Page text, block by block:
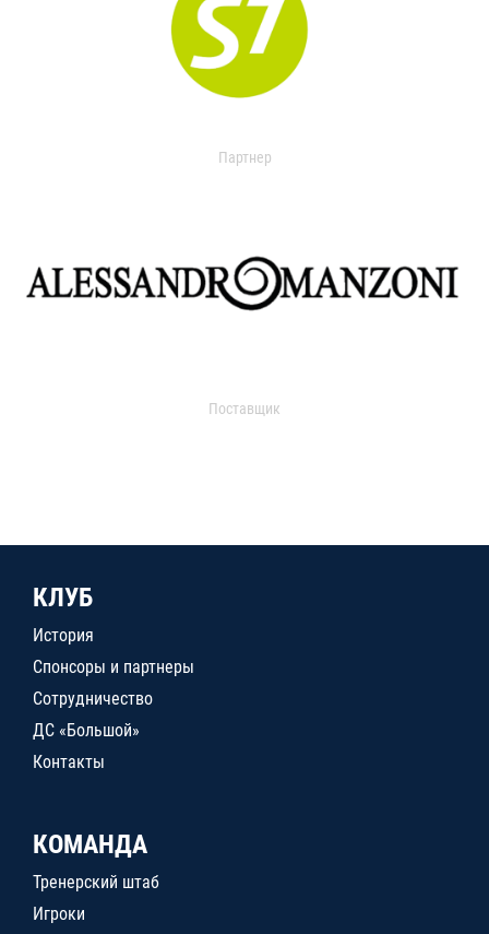
Партнер
Поставщик
КЛУБ
История
Спонсоры и партнеры
Сотрудничество
ДС «Большой»
Контакты
КОМАНДА
Тренерский штаб
Игроки